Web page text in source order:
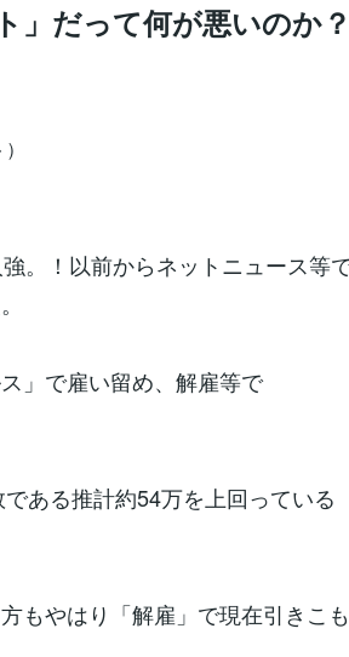
」だって何が悪いの
。！以前からネットニュース等
」で雇い留め、解雇等で
ある推計約54万を上回っている
もやはり「解雇」で現在引きこ